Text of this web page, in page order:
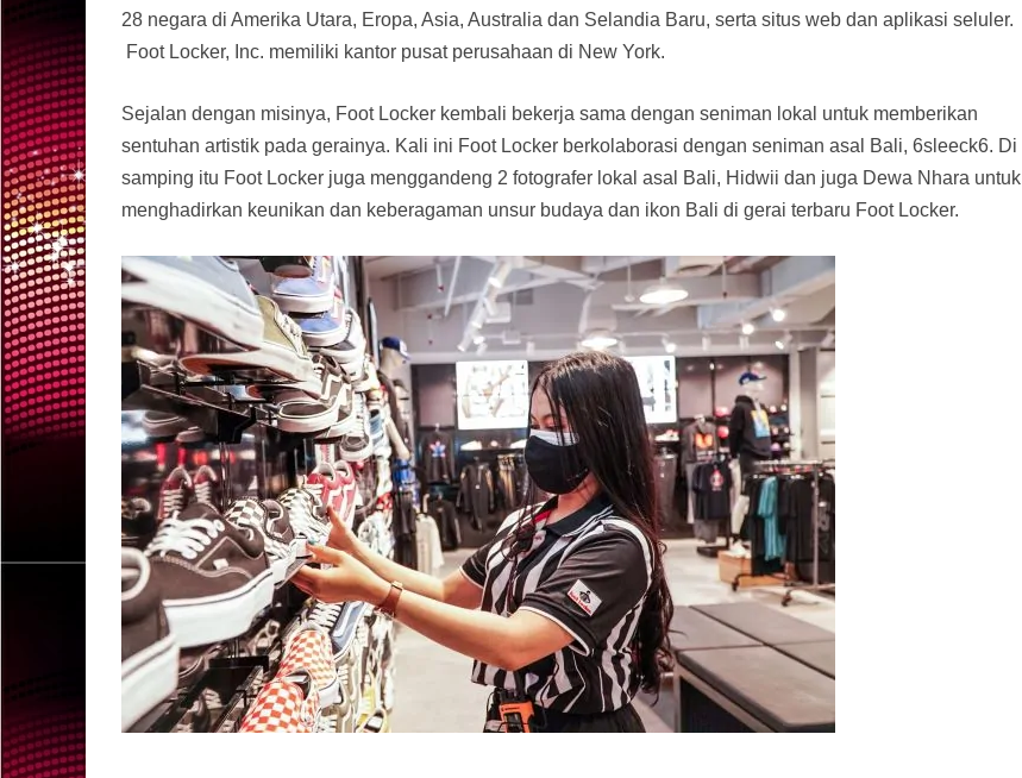
28 negara di Amerika Utara, Eropa, Asia, Australia dan Selandia Baru, serta situs web dan aplikasi seluler.
Foot Locker, Inc. memiliki kantor pusat perusahaan di New York.
Sejalan dengan misinya, Foot Locker kembali bekerja sama dengan seniman lokal untuk memberikan
sentuhan artistik pada gerainya. Kali ini Foot Locker berkolaborasi dengan seniman asal Bali, 6sleeck6. Di
samping itu Foot Locker juga menggandeng 2 fotografer lokal asal Bali, Hidwii dan juga Dewa Nhara untuk
menghadirkan keunikan dan keberagaman unsur budaya dan ikon Bali di gerai terbaru Foot Locker.